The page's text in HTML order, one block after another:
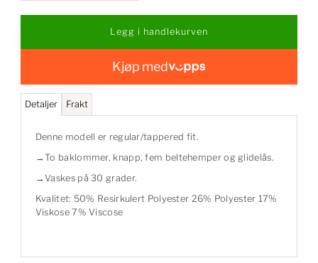
Kjøp med
Detaljer Frakt
Denne modell er regular/tappered fit.
→To baklommer, knapp, fem beltehemper og glidelås.
→Vaskes på 30 grader.
Kvalitet: 50% Resirkulert Polyester 26% Polyester 17%
Viskose 7% Viscose